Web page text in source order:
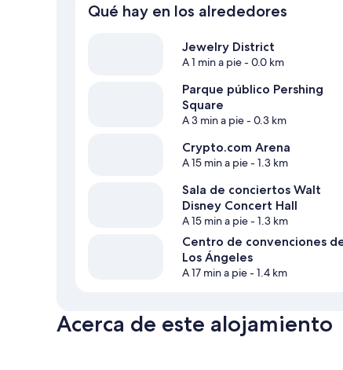
Qué hay en los alrededores
Jewelry District
A 1 min a pie- 0.0 km
Parque público Pershing
Square
A 3 min a pie- 0.3 km
Crypto.com Arena
A 15 min a pie- 1.3 km
Sala de conciertos Walt
Disney Concert Hall
A 15 min a pie- 1.3 km
Centro de convenciones
Los Ángeles
A 17 min a pie- 1.4 km
Acerca de este alojamiento